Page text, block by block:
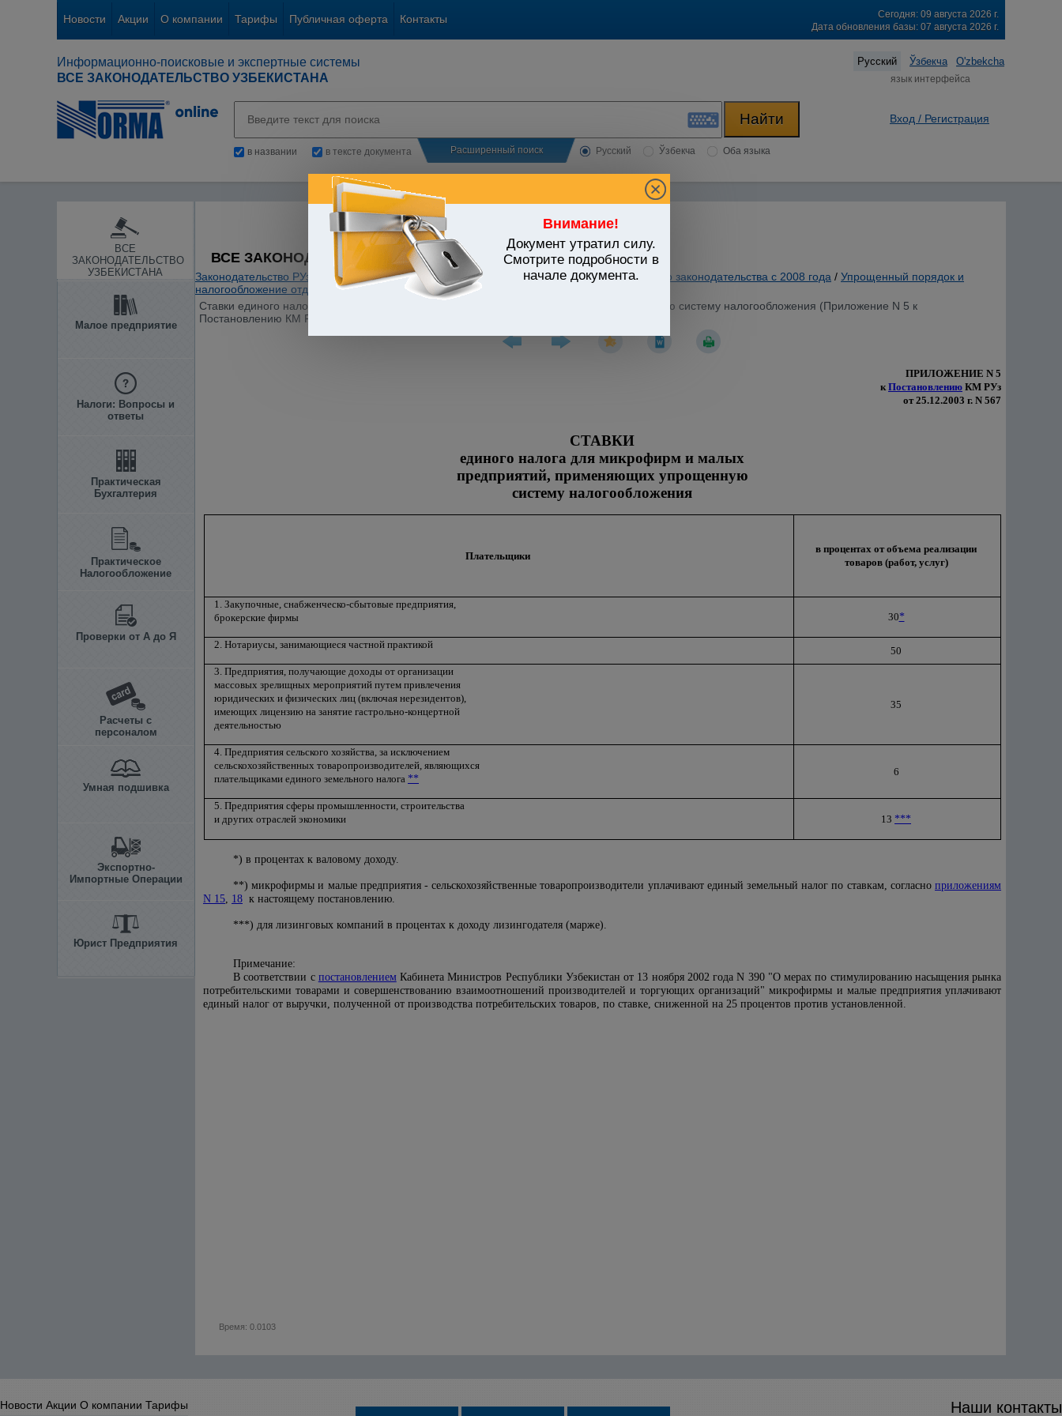
Новости Акции О компании Тарифы Публичная оферта Контакты
Сегодня: 09 августа 2026 г.
Дата обновления базы: 07 августа 2026 г.
Информационно-поисковые и экспертные системы
ВСЕ ЗАКОНОДАТЕЛЬСТВО УЗБЕКИСТАНА
Русский Ўзбекча O'zbekcha
язык интерфейса
в названии в тексте документа Расширенный поиск Русский Ўзбекча Оба языка
Вход / Регистрация
ВСЕ
ЗАКОНОДАТЕЛЬСТВО
УЗБЕКИСТАНА
Малое предприятие
Налоги: Вопросы и
ответы
Практическая
Бухгалтерия
Практическое
Налогообложение
Проверки от А до Я
Расчеты с
персоналом
Умная подшивка
Экспортно-
Импортные Операции
Юрист Предприятия
Внимание!
Документ утратил силу.
Смотрите подробности в
начале документа.
ВСЕ ЗАКОНОДАТЕЛЬСТВО УЗБЕКИСТАНА
Законодательство РУз Налоги. Обязательные платежи Утратившие силу акты налогового законодательства с 2008 года / Упрощенный порядок и
налогообложение отдельных категорий налогоплательщиков
Ставки единого налога для микрофирм и малых предприятий, применяющих упрощенную систему налогообложения (Приложение N 5 к
Постановлению КМ РУз от 25.12.2003 г. N 567)
ПРИЛОЖЕНИЕ N 5
кПостановлению КМ РУз
от 25.12.2003 г. N 567
СТАВКИ
единого налога для микрофирм и малых
предприятий, применяющих упрощенную
систему налогообложения
Плательщики
в процентах от объема реализации
товаров (работ, услуг)
1. Закупочные, снабженческо-сбытовые предприятия,
брокерские фирмы
30*
2. Нотариусы, занимающиеся частной практикой
50
3. Предприятия, получающие доходы от организации
массовых зрелищных мероприятий путем привлечения
юридических и физических лиц (включая нерезидентов),
имеющих лицензию на занятие гастрольно-концертной
деятельностью
35
4. Предприятия сельского хозяйства, за исключением
сельскохозяйственных товаропроизводителей, являющихся
плательщиками единого земельного налога **
6
5. Предприятия сферы промышленности, строительства
и других отраслей экономики
13 ***
*) в процентах к валовому доходу.
**) микрофирмы и малые предприятия - сельскохозяйственные товаропроизводители уплачивают единый земельный налог по ставкам, согласно приложениям
N 15, 18 к настоящему постановлению.
***) для лизинговых компаний в процентах к доходу лизингодателя (марже).
Примечание:
В соответствии с постановлениемКабинета Министров Республики Узбекистан от 13 ноября 2002 года N 390 "О мерах по стимулированию насыщения рынка
потребительскими товарами и совершенствованию взаимоотношений производителей и торгующих организаций" микрофирмы и малые предприятия уплачивают
единый налог от выручки, полученной от производства потребительских товаров, по ставке, сниженной на 25 процентов против установленной.
Время: 0.0103
Новости Акции О компании Тарифы Наши контакты